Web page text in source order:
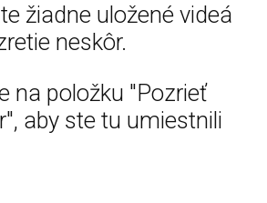
žiadne uložené videá
neskôr.
na položku "Pozrieť
aby ste tu umiestnili